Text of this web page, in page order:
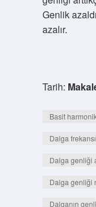
Genlik
azalır.
Tarih:
Basit
Dalga
Dalga genliği
Dalga genliği
Dalganın